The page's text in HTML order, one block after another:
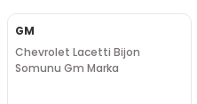
GM
Chevrolet Lacetti Bijon
Somunu Gm Marka